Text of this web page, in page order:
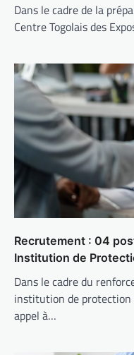
Dans le cadre de la
Centre Togolais des
Recrutement : 04
Institution de
Dans le cadre du
institution de protection
appel à…